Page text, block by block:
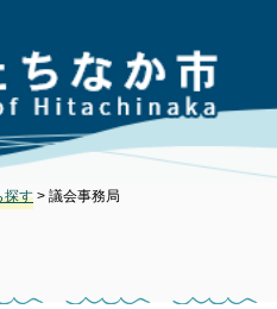
探す > 議会事務局